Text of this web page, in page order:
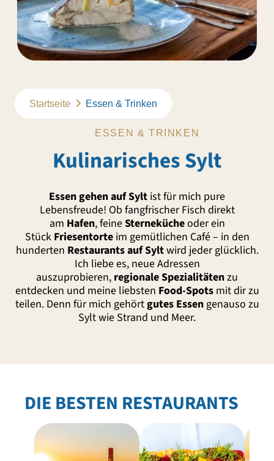
Startseite Essen & Trinken
ESSEN & TRINKEN
Kulinarisches Sylt
Essen gehen auf Sylt ist für mich pure
Lebensfreude! Ob fangfrischer Fisch direkt
am Hafen, feineSternekücheoder ein
Stück Friesentorteim gemütlichen Café – in den
hunderten Restaurants auf Syltwird jeder glücklich.
Ich liebe es, neue Adressen
auszuprobieren, regionale Spezialitätenzu
entdecken und meine liebsten Food-Spotsmit dir zu
teilen. Denn für mich gehört gutes Essengenauso zu
Sylt wie Strand und Meer.
DIE BESTEN RESTAURANTS